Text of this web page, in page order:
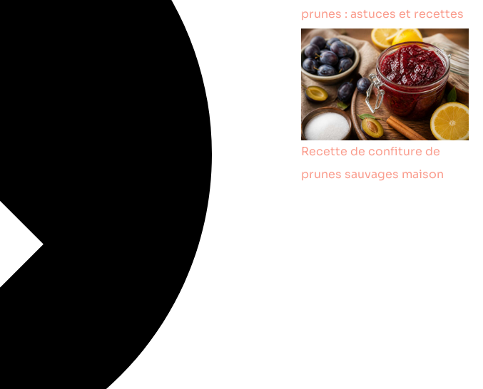
prunes : astuces et recettes
Recette de confiture de
prunes sauvages maison